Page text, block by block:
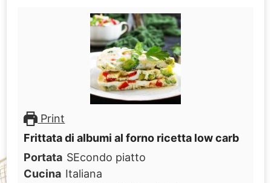
Print
Frittata di albumi al forno ricetta low carb
Portata SEcondo piatto
Cucina Italiana